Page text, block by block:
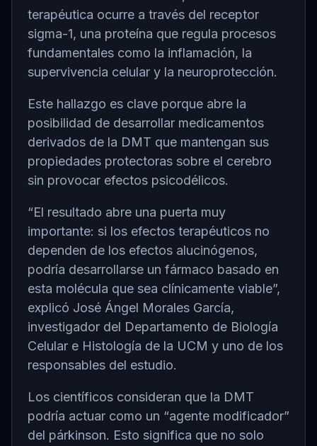
terapéutica ocurre a través del receptor
sigma-1, una proteína que regula procesos
fundamentales como la inflamación, la
supervivencia celular y la neuroprotección.
Este hallazgo es clave porque abre la
posibilidad de desarrollar medicamentos
derivados de la DMT que mantengan sus
propiedades protectoras sobre el cerebro
sin provocar efectos psicodélicos.
“El resultado abre una puerta muy
importante: si los efectos terapéuticos no
dependen de los efectos alucinógenos,
podría desarrollarse un fármaco basado en
esta molécula que sea clínicamente viable”,
explicó José Ángel Morales García,
investigador del Departamento de Biología
Celular e Histología de la UCM y uno de los
responsables del estudio.
Los científicos consideran que la DMT
podría actuar como un “agente modificador”
del párkinson. Esto significa que no solo